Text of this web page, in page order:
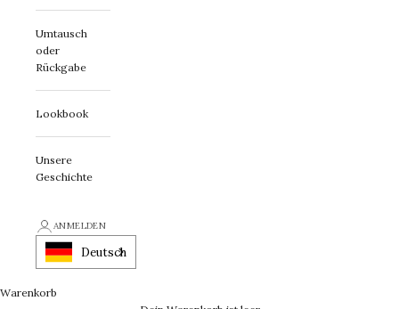
Umtausch
oder
Rückgabe
Lookbook
Unsere
Geschichte
ANMELDEN
Deutsch
Warenkorb